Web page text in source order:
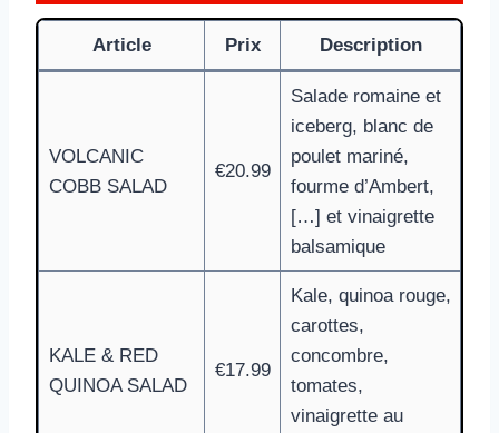
Article Prix Description
VOLCANIC
COBB SALAD
€20.99
Salade romaine et
iceberg, blanc de
poulet mariné,
fourme d’Ambert,
[…] et vinaigrette
balsamique
KALE & RED
QUINOA SALAD
€17.99
Kale, quinoa rouge,
carottes,
concombre,
tomates,
vinaigrette au